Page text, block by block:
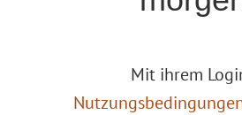
Mit ihrem